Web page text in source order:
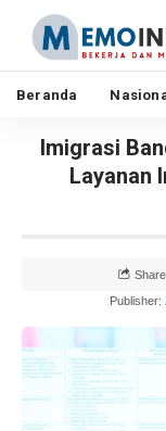
Beranda
Imigrasi
Layanan
Publisher:
Share